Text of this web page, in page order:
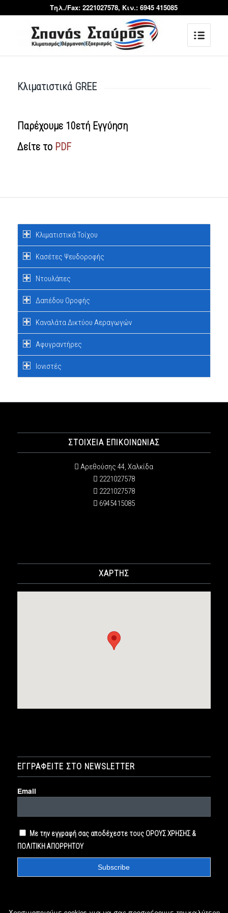
Τηλ./Fax: 2221027578, Κιν.: 6945 415085
Κλιματιστικά GREE
Παρέχουμε 10ετή Εγγύηση
Δείτε το PDF
Κλιματιστικά Τοίχου
Κασέτες Ψευδοροφής
Ντουλάπες
Δαπέδου Οροφής
Καναλάτα Δικτύου Αεραγωγών
Αφυγραντήρες
Ιονιστές
ΣΤΟΙΧΕΙΑ ΕΠΙΚΟΙΝΩΝΙΑΣ
Αρεθούσης 44, Χαλκίδα
2221027578
2221027578
6945415085
ΧΑΡΤΗΣ
ΕΓΓΡΑΦΕΙΤΕ ΣΤΟ NEWSLETTER
Email
Με την εγγραφή σας αποδέχεστε τους ΟΡΟΥΣ ΧΡΗΣΗΣ &
ΠΟΛΙΤΙΚΗ ΑΠΟΡΡΗΤΟΥ